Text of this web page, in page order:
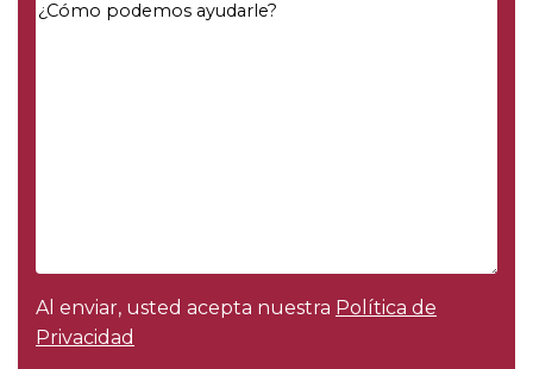
Your
Al enviar, usted acepta nuestra Política de
Privacidad